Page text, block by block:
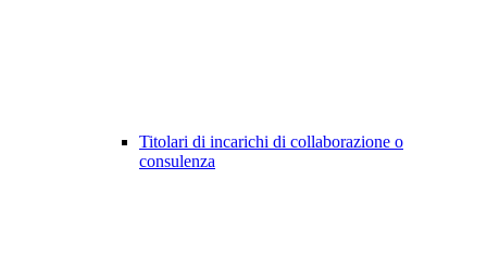
Titolari di incarichi di collaborazione o
consulenza